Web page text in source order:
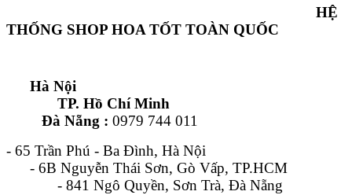
HỆ
THỐNG SHOP HOA TỐT TOÀN QUỐC
Hà Nội
TP. Hồ Chí Minh
Đà Nẵng : 0979 744 011
- 65 Trần Phú - Ba Đình, Hà Nội
- 6B Nguyễn Thái Sơn, Gò Vấp, TP.HCM
- 841 Ngô Quyền, Sơn Trà, Đà Nẵng